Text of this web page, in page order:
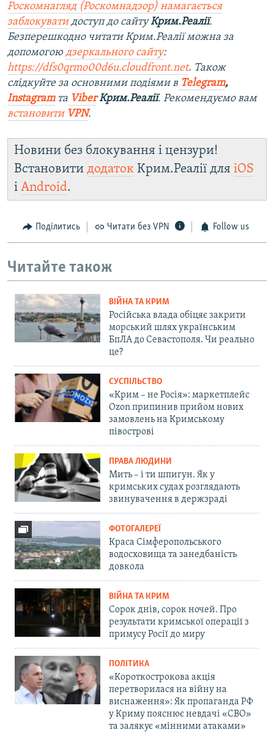
Роскомнагляд (Роскомнадзор) намагається
заблокуватидоступ до сайтуКрим.Реалії.
Безперешкодно читати Крим.Реалії можна за
допомогою дзеркального сайту:
https://dfs0qrmo00d6u.cloudfront.net. Також
слідкуйте за основними подіями в Telegram,
Instagramта ViberКрим.Реалії. Рекомендуємо вам
встановити VPN.
Новини без блокування і цензури!
Встановити додаток Крим.Реалії для iOS
і Android.
Поділитись Читати без VPN Follow us
Читайте також
ВІЙНА ТА КРИМ
Російська влада обіцяє закрити
морський шлях українським
БпЛА до Севастополя. Чи реально
це?
СУСПІЛЬСТВО
«Крим – не Росія»: маркетплейс
Ozon припинив прийом нових
замовлень на Кримському
півострові
ПРАВА ЛЮДИНИ
Мить – і ти шпигун. Як у
кримських судах розглядають
звинувачення в держзраді
ФОТОГАЛЕРЕЇ
Краса Сімферопольського
водосховища та занедбаність
довкола
ВІЙНА ТА КРИМ
Сорок днів, сорок ночей. Про
результати кримської операції з
примусу Росії до миру
ПОЛІТИКА
«Короткострокова акція
перетворилася на війну на
виснаження»: Як пропаганда РФ
у Криму пояснює невдачі «СВО»
та залякує «мінними атаками»